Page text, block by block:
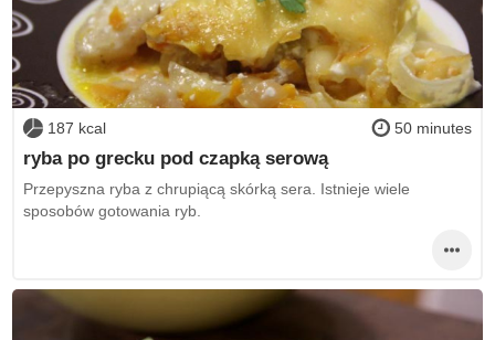
187 kcal 50 minutes
ryba po grecku pod czapką serową
Przepyszna ryba z chrupiącą skórką sera. Istnieje wiele
sposobów gotowania ryb.